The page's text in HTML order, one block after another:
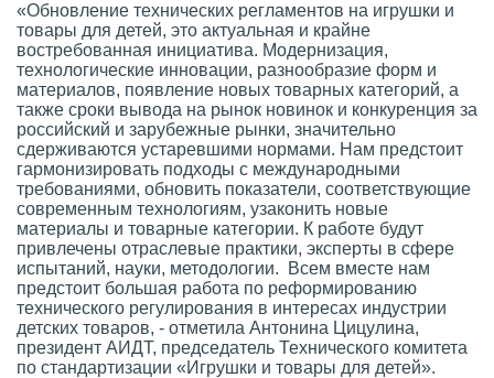
«Обновление технических регламентов на игрушки и
товары для детей, это актуальная и крайне
востребованная инициатива. Модернизация,
технологические инновации, разнообразие форм и
материалов, появление новых товарных категорий, а
также сроки вывода на рынок новинок и конкуренция за
российский и зарубежные рынки, значительно
сдерживаются устаревшими нормами. Нам предстоит
гармонизировать подходы с международными
требованиями, обновить показатели, соответствующие
современным технологиям, узаконить новые
материалы и товарные категории. К работе будут
привлечены отраслевые практики, эксперты в сфере
испытаний, науки, методологии. Всем вместе нам
предстоит большая работа по реформированию
технического регулирования в интересах индустрии
детских товаров, - отметила Антонина Цицулина,
президент АИДТ, председатель Технического комитета
по стандартизации «Игрушки и товары для детей».